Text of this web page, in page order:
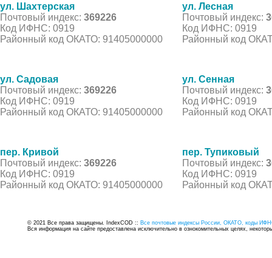
ул. Шахтерская
Почтовый индекс: 369226
Код ИФНС: 0919
Районный код ОКАТО: 91405000000
ул. Лесная
Почтовый индекс:
Код ИФНС: 0919
Районный код
ул. Садовая
Почтовый индекс: 369226
Код ИФНС: 0919
Районный код ОКАТО: 91405000000
ул. Сенная
Почтовый индекс:
Код ИФНС: 0919
Районный код
пер. Кривой
Почтовый индекс: 369226
Код ИФНС: 0919
Районный код ОКАТО: 91405000000
пер. Тупиковый
Почтовый индекс:
Код ИФНС: 0919
Районный код
© 2021 Все права защищены. IndexCOD :: Все почтовые индексы России, ОКАТО, коды
Вся информация на сайте предоставлена исключительно в ознокомительных целях,